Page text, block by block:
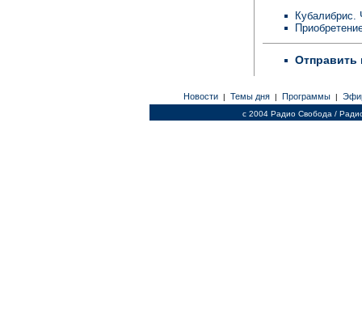
Кубалибрис.
Отправить
Новости | Темы дня | Программы |
c 2004 Радио Свобода /